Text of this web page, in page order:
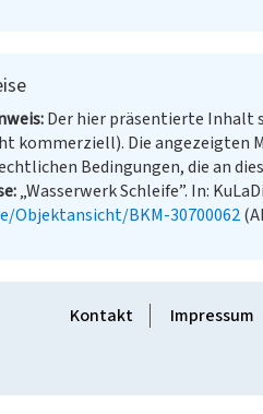
Der hier präsentierte Inhalt
kommerziell). Die angezeigten
Bedingungen, die an
„Wasserwerk Schleife”. In:
Objektansicht/BKM-30700062
Kontakt Impressum